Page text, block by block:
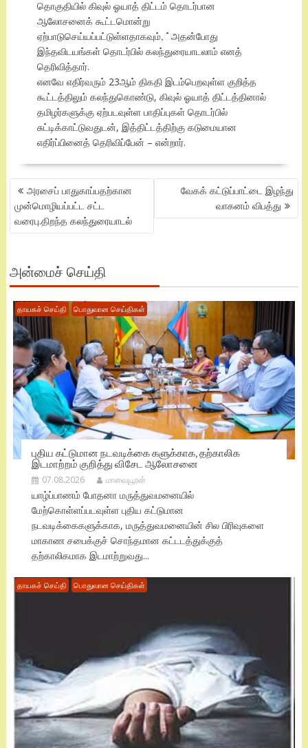
தொகுதியில் கிவுல் ஓயாத் திட்டம் தொடர்பான
ஆலோசனைக் கூட்டமொன்று
ஏற்பாடுசெய்யப்பட்டுள்ளதாகவும்,்அதன்போது
இந்தவிடயங்கள் தொடர்பில் கலந்துரையாடலாம் எனத்
தெரிவித்தார்.
எனவே எதிர்வரும் 23ஆம் திகதி இடம்பெறவுள்ள குறித்த
கூட்டத்திலும் கலந்துகொண்டு, கிவுல் ஓயாத் திட்டத்தினால்
தமிழர்களுக்கு ஏற்படவுள்ள பாதிப்புகள் தொடர்பில்
சுட்டிக்காட்டுவதுடன், இத்திட்டத்திற்கு கடுமையான
எதிர்ப்பினைத் தெரிவிப்பேன் – என்றார்.
POST
NAVIGATION
அரசைப் பாதுகாப்பதற்கான
முன்மொழியப்பட்ட சட்ட
வரைபு.திறந்த கலந்துரையாடல்
வேகக் கட்டுப்பாட்டை இழந்து
வாகனம் விபத்து
அன்மைச் செய்தி
தாயகச் செய்தி பொதுவான செய்திகள்
புதிய கட்டுமான நடவடிக்கை களுக்காக, தற்காலிக
இடமாற்றம் குறித்து விசேட ஆலோசனை
07.08.2026 மாவையூரன்
யாழ்ப்பாணம் போதனா மருத்துவமனையில்
மேற்கொள்ளப்படவுள்ள புதிய கட்டுமான
நடவடிக்கைகளுக்காக, மருத்துவமனையின் சில பிரிவுகளை
மாகாண சபைக்குச் சொந்தமான கட்டடத்துக்குத்
தற்காலிகமாக இடமாற்றுவது...
தாயகச் செய்தி பொதுவான செய்திகள்